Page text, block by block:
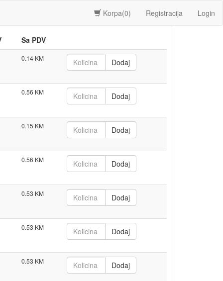
Korpa(0) Registracija Login
Sa PDV
0.14
0.56
0.15
0.56
0.53
0.53
0.53